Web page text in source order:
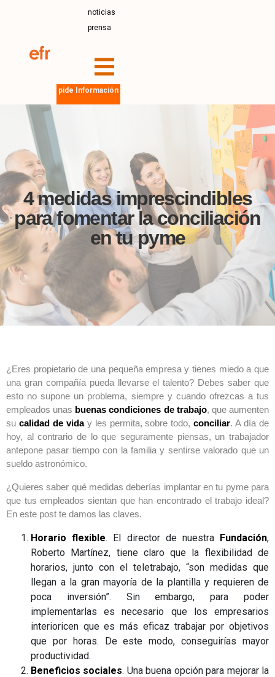
noticias
prensa
pide Información
4 medidas imprescindibles
para fomentar la conciliación
en tu pyme
¿Eres propietario de una pequeña empresa y tienes miedo a que
una gran compañía pueda llevarse el talento? Debes saber que
esto no supone un problema, siempre y cuando ofrezcas a tus
empleados unas buenas condiciones de trabajo, que aumenten
su calidad de viday les permita, sobre todo,conciliar. A día de
hoy, al contrario de lo que seguramente piensas, un trabajador
antepone pasar tiempo con la familia y sentirse valorado que un
sueldo astronómico.
¿Quieres saber qué medidas deberías implantar en tu pyme para
que tus empleados sientan que han encontrado el trabajo ideal?
En este post te damos las claves.
Horario flexible. El director de nuestra Fundación,
Roberto Martínez, tiene claro que la flexibilidad de
horarios, junto con el teletrabajo, “son medidas que
llegan a la gran mayoría de la plantilla y requieren de
poca inversión”. Sin embargo, para poder
implementarlas es necesario que los empresarios
interioricen que es más eficaz trabajar por objetivos
que por horas. De este modo, conseguirías mayor
productividad.
Beneficios sociales. Una buena opción para mejorar la